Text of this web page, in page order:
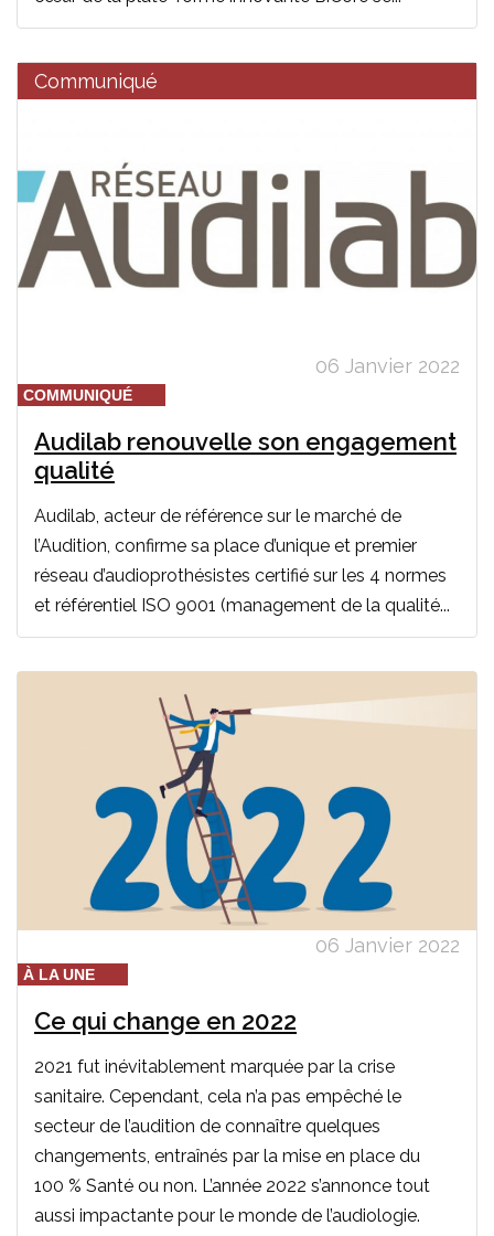
Communiqué
06 Janvier 2022
COMMUNIQUÉ
Audilab renouvelle son engagement
qualité
Audilab, acteur de référence sur le marché de
l’Audition, confirme sa place d’unique et premier
réseau d’audioprothésistes certifié sur les 4 normes
et référentiel ISO 9001 (management de la qualité...
06 Janvier 2022
À LA UNE
Ce qui change en 2022
2021 fut inévitablement marquée par la crise
sanitaire. Cependant, cela n’a pas empêché le
secteur de l’audition de connaître quelques
changements, entraînés par la mise en place du
100 % Santé ou non. L’année 2022 s’annonce tout
aussi impactante pour le monde de l’audiologie.